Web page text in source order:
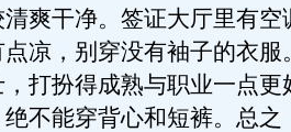
爽干净。签证大厅里有空
凉，别穿没有袖子的衣服
打扮得成熟与职业一点更
不能穿背心和短裤。总之